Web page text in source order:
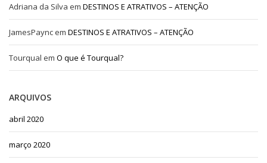
Adriana da Silva em DESTINOS E ATRATIVOS – ATENÇÃO
JamesPaync em DESTINOS E ATRATIVOS – ATENÇÃO
Tourqual em O que é Tourqual?
ARQUIVOS
abril 2020
março 2020